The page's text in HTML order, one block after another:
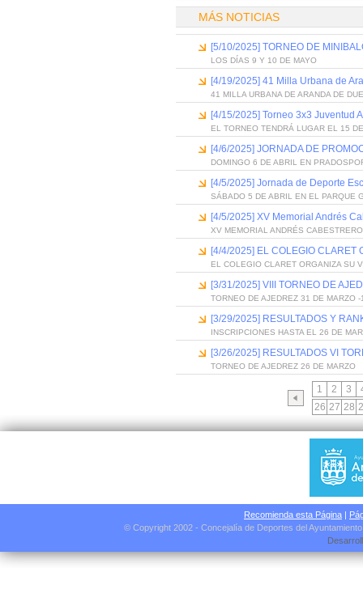
MÁS NOTICIAS
[5/10/2025] TORNEO DE
LOS DÍAS 9 Y 10 DE MAYO
[4/19/2025] 41 Milla Urbana de
41 MILLA URBANA DE ARANDA DE
[4/15/2025] Torneo 3x3 Juventud
EL TORNEO TENDRÁ LUGAR EL 15
[4/6/2025] JORNADA DE
DOMINGO 6 DE ABRIL EN
[4/5/2025] Jornada de Deporte
SÁBADO 5 DE ABRIL EN EL PARQUE
[4/5/2025] XV Memorial Andrés
XV MEMORIAL ANDRÉS CABESTRERO
[4/4/2025] EL COLEGIO CLARET
EL COLEGIO CLARET ORGANIZA SU
[3/31/2025] VIII TORNEO DE
TORNEO DE AJEDREZ 31 DE MARZO
[3/29/2025] RESULTADOS Y
INSCRIPCIONES HASTA EL 26 DE
[3/26/2025] RESULTADOS VI
TORNEO DE AJEDREZ 26 DE MARZO
1 2 3
26 27 28
Recomienda esta Página |
© Copyright 2002 - Concejalía de Deportes del